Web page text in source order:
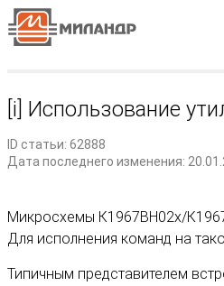
[i] Использование
ID статьи: 62888
Дата последнего изменения:
Микросхемы К1967ВН02х/
Для исполнения команд на
Типичным представителем